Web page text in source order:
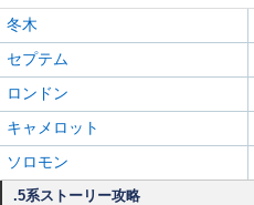
冬木
セプテム
ロンドン
キャメロット
ソロモン
.5系ストーリー攻略